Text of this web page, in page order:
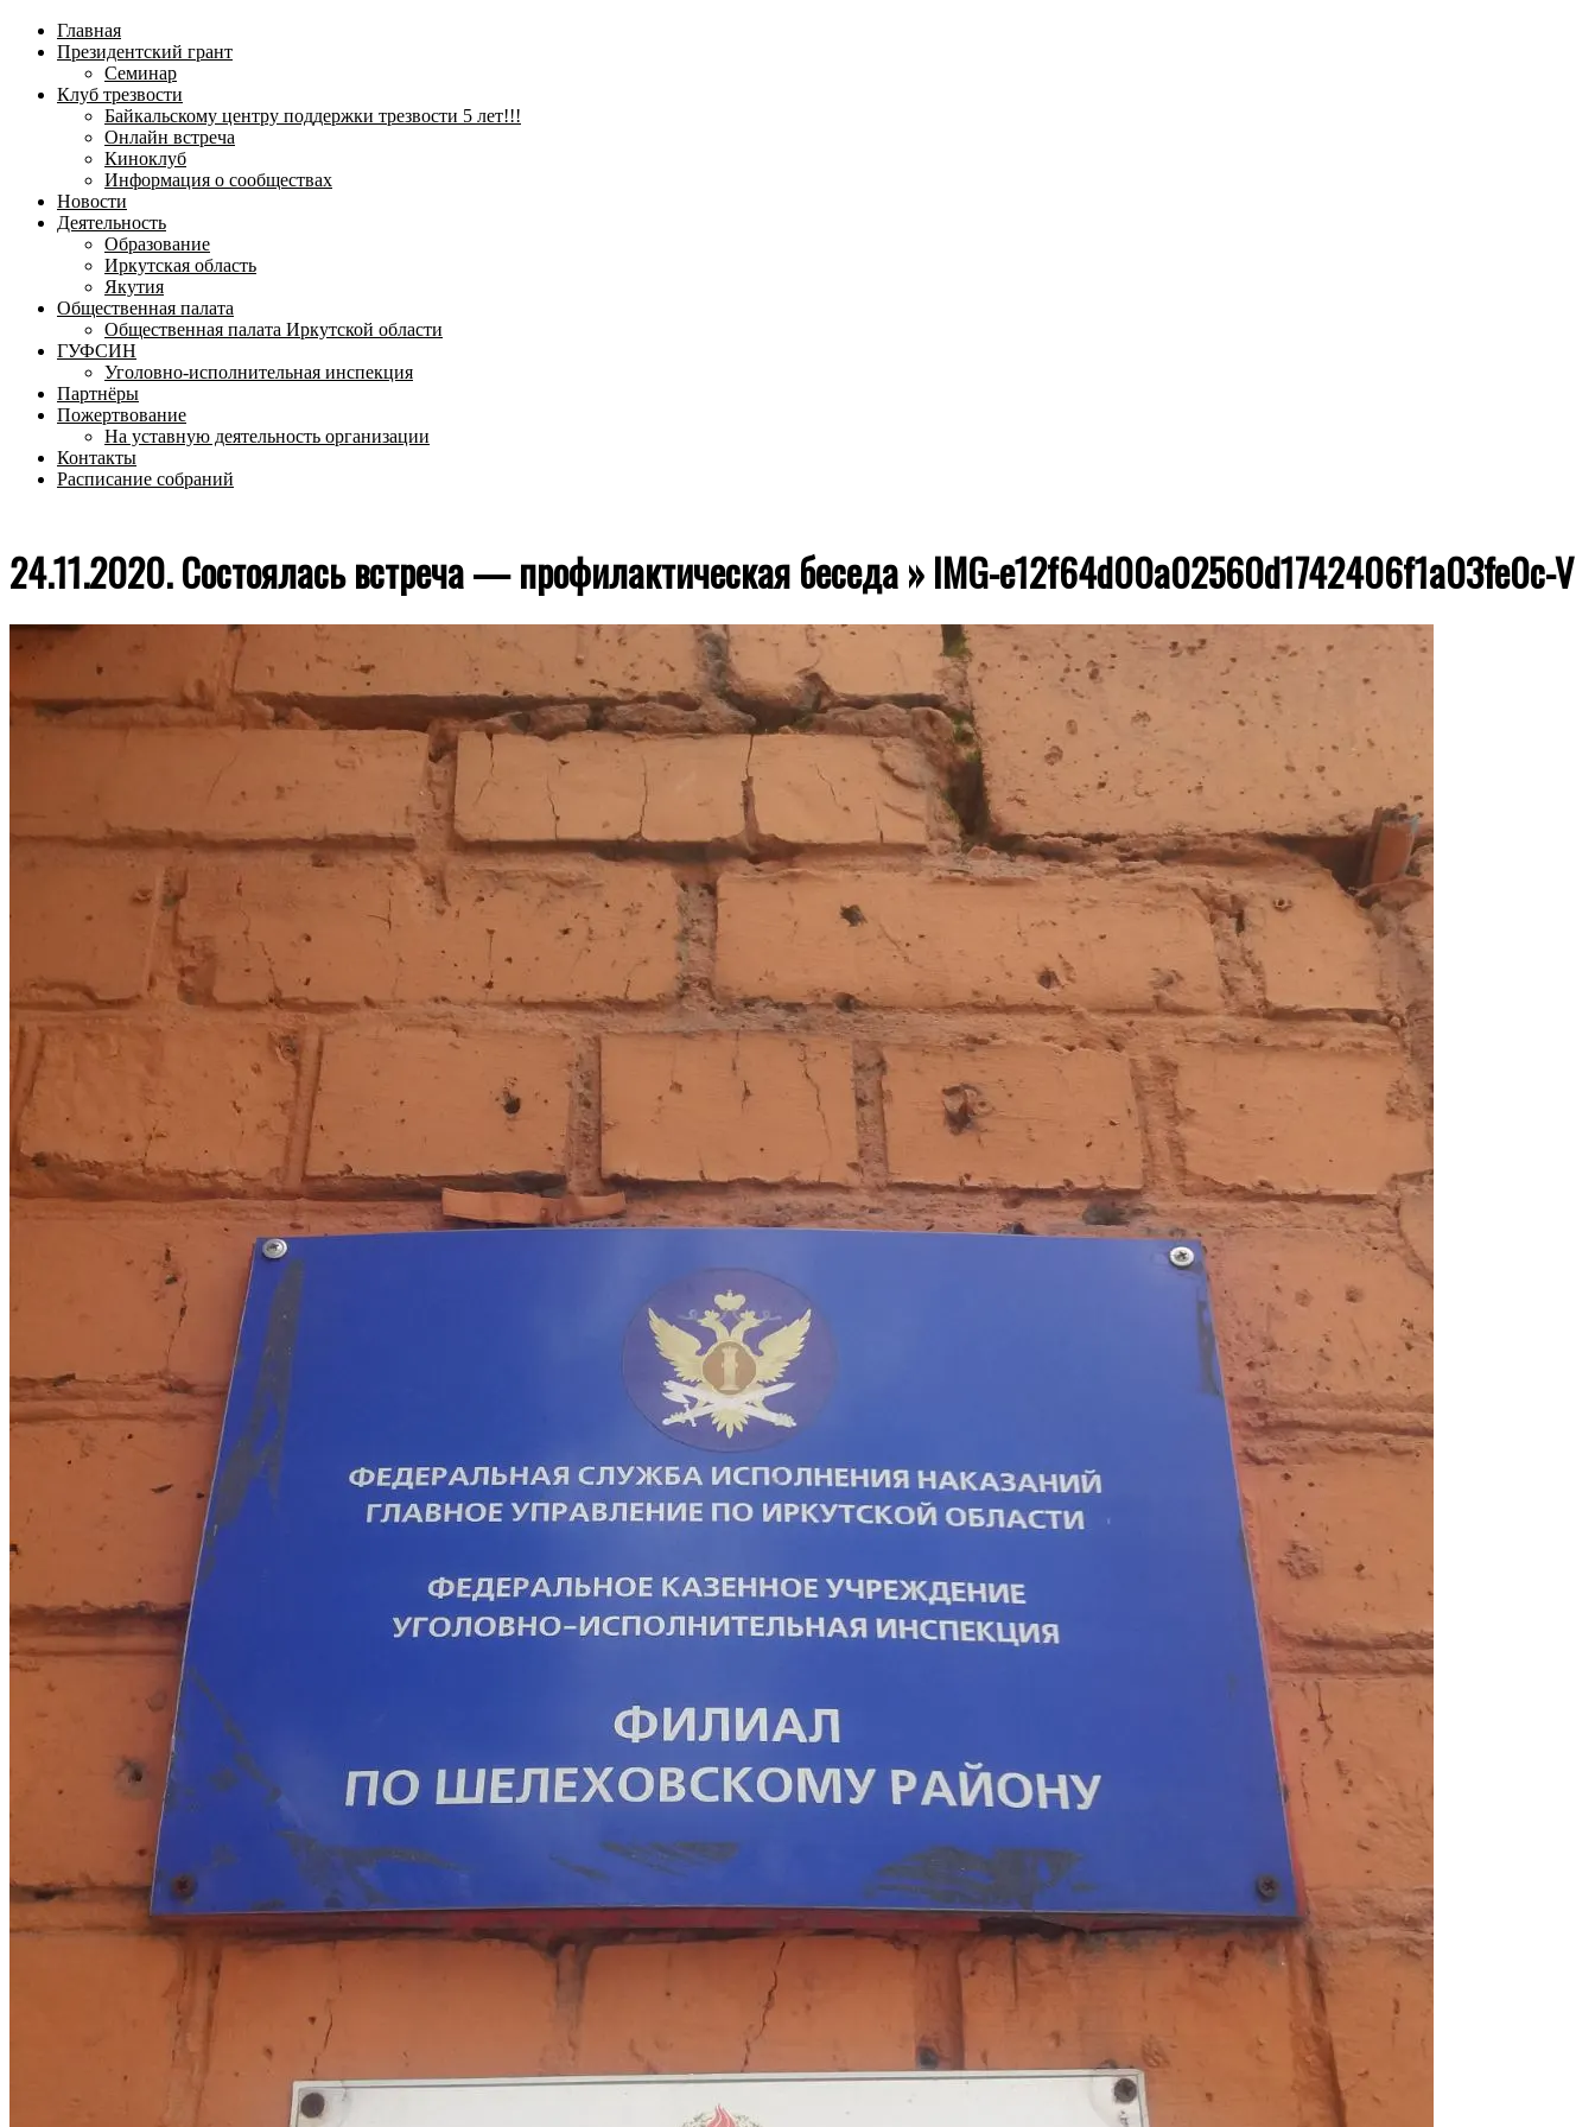
меню
Главная
Президентский грант
Семинар
Клуб трезвости
Байкальскому центру поддержки трезвости 5 лет!!!
Онлайн встреча
Киноклуб
Информация о сообществах
Новости
Деятельность
Образование
Иркутская область
Якутия
Общественная палата
Общественная палата Иркутской области
ГУФСИН
Уголовно-исполнительная инспекция
Партнёры
Пожертвование
На уставную деятельность организации
Контакты
Расписание собраний
24.11.2020. Состоялась встреча — профилактическая беседа »IMG-e12f64d00a02560d1742406f1a03fe0c-V